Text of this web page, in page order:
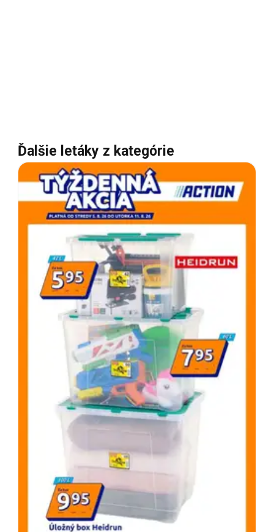
Ďalšie letáky z kategórie